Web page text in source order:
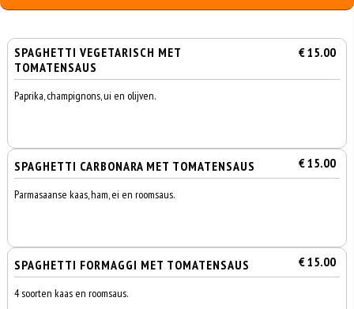
SPAGHETTI VEGETARISCH MET
TOMATENSAUS
€ 15.00
Paprika, champignons, ui en olijven.
SPAGHETTI CARBONARA MET TOMATENSAUS € 15.00
Parmasaanse kaas, ham, ei en roomsaus.
SPAGHETTI FORMAGGI MET TOMATENSAUS € 15.00
4 soorten kaas en roomsaus.